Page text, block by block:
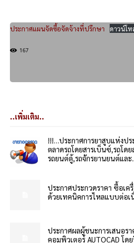
ประกาศแผนจัดซื้อจัดจ้างที่ปรึกษา ดาวน์โห
167
..เพิ่มเติม..
!!!…ประกาศการยาสูบแห่งป
ตลาดรถโดยสารเบ็นซ์,รถโด
รถยนต์ตู้,รถจักรยานยนต์และ...
ประกาศประกวดราคา ซื้อเค
ด้วยเทคนิคการไหลแบบต่อเ
ประกาศผลผู้ชนะการเสนอร
คอมพิวเตอร์ AUTOCAD โด